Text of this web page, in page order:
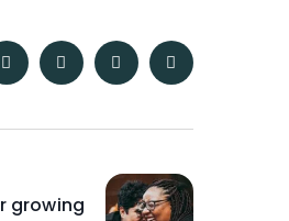
growing